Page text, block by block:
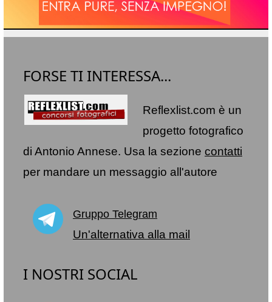
FORSE TI INTERESSA...
Reflexlist.com è un
progetto fotografico
di Antonio Annese. Usa la sezione contatti
per mandare un messaggio all'autore
Gruppo Telegram
Un'alternativa alla mail
I NOSTRI SOCIAL